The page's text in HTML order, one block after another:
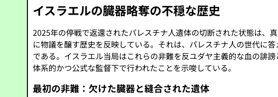
イスラエルの臓器略奪の不穏な歴史
2025年の停戦で返還されたパレスチナ人遺体の切断された状態は、
に物議を醸す歴史を反映している。それは、パレスチナ人の世代に
である。イスラエル当局はこれらの非難を反ユダヤ主義的な血の
体系的かつ公式な監督下で行われたことを示唆している。
最初の非難：欠けた臓器と縫合された遺体